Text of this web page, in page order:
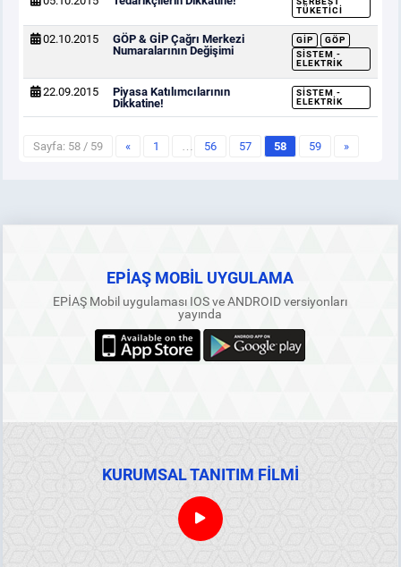
TÜKETICI
02.10.2015
GÖP & GİP Çağrı Merkezi
Numaralarının Değişimi
GİP
GÖP
SISTEM -
ELEKTRIK
22.09.2015
Piyasa Katılımcılarının
Dikkatine!
SISTEM -
ELEKTRIK
Sayfa: 58 / 59 « 1 … 56 57 58 59 »
EPİAŞ MOBİL UYGULAMA
EPİAŞ Mobil uygulaması IOS ve ANDROID versiyonları
yayında
KURUMSAL TANITIM FİLMİ